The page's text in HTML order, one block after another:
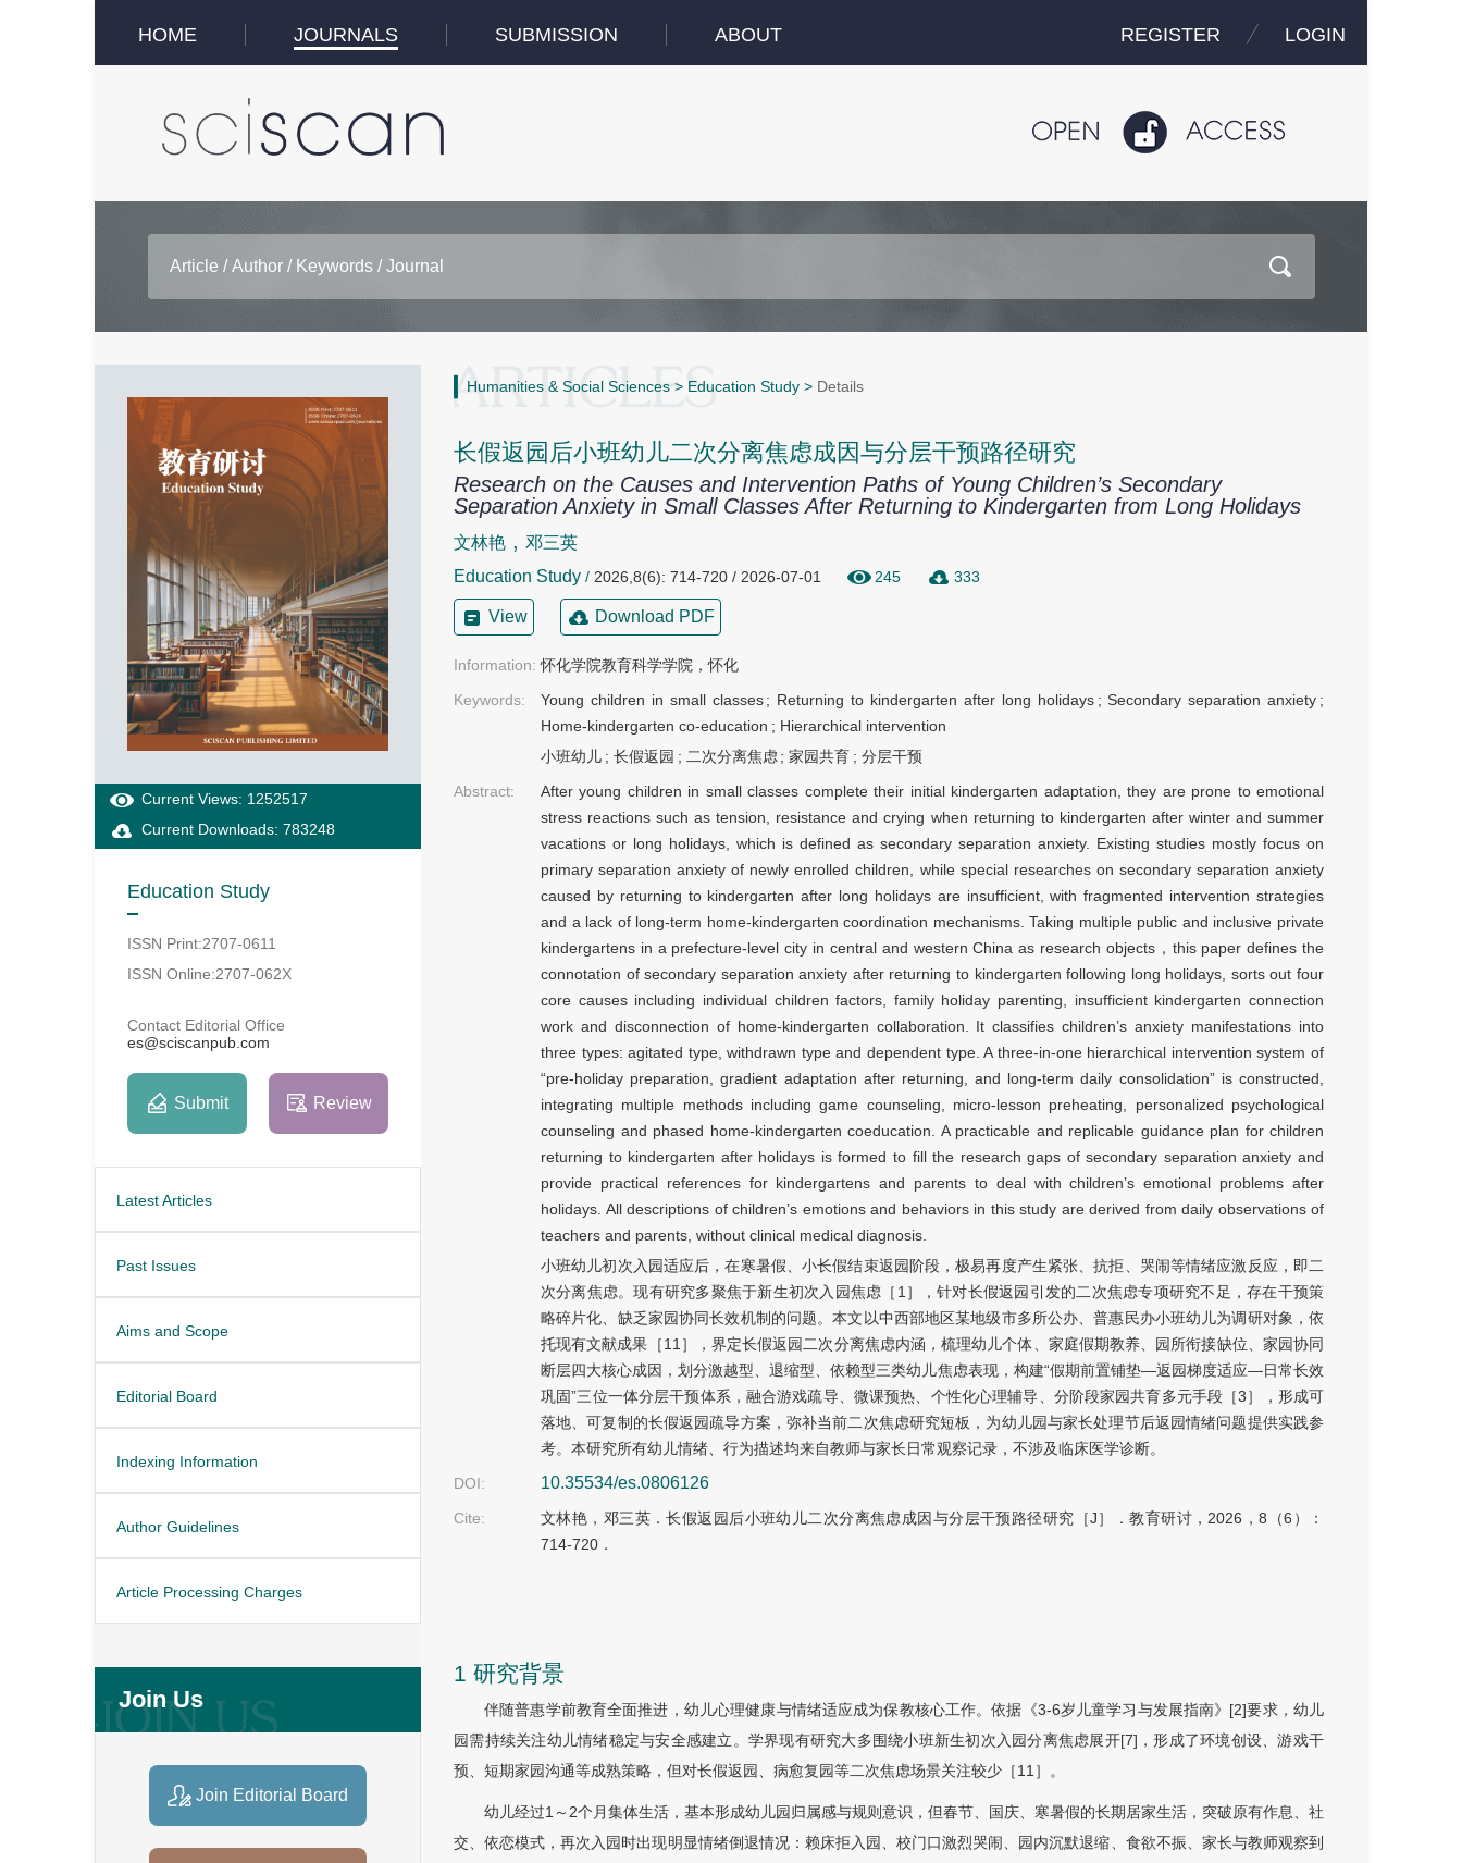
HOME JOURNALS SUBMISSION ABOUT REGISTER LOGIN
Current Views: 1252517
Current Downloads: 783248
Education Study
ISSN Print:2707-0611
ISSN Online:2707-062X
Contact Editorial Office
es@sciscanpub.com
Submit Review
Latest Articles
Past Issues
Aims and Scope
Editorial Board
Indexing Information
Author Guidelines
Article Processing Charges
Join Us
Join Editorial Board
Humanities & Social Sciences > Education Study > Details
长假返园后小班幼儿二次分离焦虑成因与分层干预路径研究
Research on the Causes and Intervention Paths of Young Children’s Secondary
Separation Anxiety in Small Classes After Returning to Kindergarten from Long Holidays
文林艳 , 邓三英
Education Study / 2026,8(6): 714-720 / 2026-07-01 245 333
View Download PDF
Information: 怀化学院教育科学学院，怀化
Keywords:
Young children in small classes ; Returning to kindergarten after long holidays ; Secondary separation anxiety ;
Home-kindergarten co-education ; Hierarchical intervention
小班幼儿 ; 长假返园 ; 二次分离焦虑 ;家园共育 ;分层干预
Abstract:
After young children in small classes complete their initial kindergarten adaptation, they are prone to emotional
stress reactions such as tension, resistance and crying when returning to kindergarten after winter and summer
vacations or long holidays, which is defined as secondary separation anxiety. Existing studies mostly focus on
primary separation anxiety of newly enrolled children, while special researches on secondary separation anxiety
caused by returning to kindergarten after long holidays are insufficient, with fragmented intervention strategies
and a lack of long-term home-kindergarten coordination mechanisms. Taking multiple public and inclusive private
kindergartens in a prefecture-level city in central and western China as research objects，this paper defines the
connotation of secondary separation anxiety after returning to kindergarten following long holidays, sorts out four
core causes including individual children factors, family holiday parenting, insufficient kindergarten connection
work and disconnection of home-kindergarten collaboration. It classifies children’s anxiety manifestations into
three types: agitated type, withdrawn type and dependent type. A three-in-one hierarchical intervention system of
“pre-holiday preparation, gradient adaptation after returning, and long-term daily consolidation” is constructed,
integrating multiple methods including game counseling, micro-lesson preheating, personalized psychological
counseling and phased home-kindergarten coeducation. A practicable and replicable guidance plan for children
returning to kindergarten after holidays is formed to fill the research gaps of secondary separation anxiety and
provide practical references for kindergartens and parents to deal with children’s emotional problems after
holidays. All descriptions of children’s emotions and behaviors in this study are derived from daily observations of
teachers and parents, without clinical medical diagnosis.
小班幼儿初次入园适应后，在寒暑假、小长假结束返园阶段，极易再度产生紧张、抗拒、哭闹等情绪应激反应，即二
次分离焦虑。现有研究多聚焦于新生初次入园焦虑［1］，针对长假返园引发的二次焦虑专项研究不足，存在干预策
略碎片化、缺乏家园协同长效机制的问题。本文以中西部地区某地级市多所公办、普惠民办小班幼儿为调研对象，依
托现有文献成果［11］，界定长假返园二次分离焦虑内涵，梳理幼儿个体、家庭假期教养、园所衔接缺位、家园协同
断层四大核心成因，划分激越型、退缩型、依赖型三类幼儿焦虑表现，构建“假期前置铺垫—返园梯度适应—日常长效
巩固”三位一体分层干预体系，融合游戏疏导、微课预热、个性化心理辅导、分阶段家园共育多元手段［3］，形成可
落地、可复制的长假返园疏导方案，弥补当前二次焦虑研究短板，为幼儿园与家长处理节后返园情绪问题提供实践参
考。本研究所有幼儿情绪、行为描述均来自教师与家长日常观察记录，不涉及临床医学诊断。
DOI:
10.35534/es.0806126
Cite:
文林艳，邓三英．长假返园后小班幼儿二次分离焦虑成因与分层干预路径研究［J］．教育研讨，2026，8（6）：
714-720．
1 研究背景
伴随普惠学前教育全面推进，幼儿心理健康与情绪适应成为保教核心工作。依据《3-6岁儿童学习与发展指南》[2]要求，幼儿
园需持续关注幼儿情绪稳定与安全感建立。学界现有研究大多围绕小班新生初次入园分离焦虑展开[7]，形成了环境创设、游戏干
预、短期家园沟通等成熟策略，但对长假返园、病愈复园等二次焦虑场景关注较少［11］ 。
幼儿经过1～2个月集体生活，基本形成幼儿园归属感与规则意识，但春节、国庆、寒暑假的长期居家生活，突破原有作息、社
交、依恋模式，再次入园时出现明显情绪倒退情况：赖床拒入园、校门口激烈哭闹、园内沉默退缩、食欲不振、家长与教师观察到